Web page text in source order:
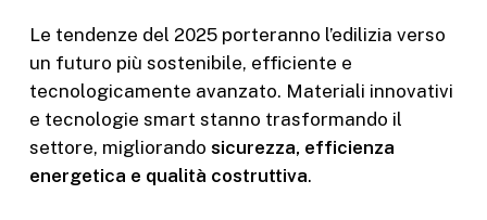
Le tendenze del 2025 porteranno l’edilizia verso
un futuro più sostenibile, efficiente e
tecnologicamente avanzato. Materiali innovativi
e tecnologie smart stanno trasformando il
settore, migliorando sicurezza, efficienza
energetica e qualità costruttiva.